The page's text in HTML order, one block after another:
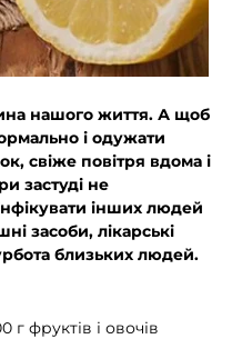
нашого життя. А щоб
і одужати
свіже повітря вдома і
застуді не
інших людей
засоби, лікарські
близьких людей.
фруктів і овочів